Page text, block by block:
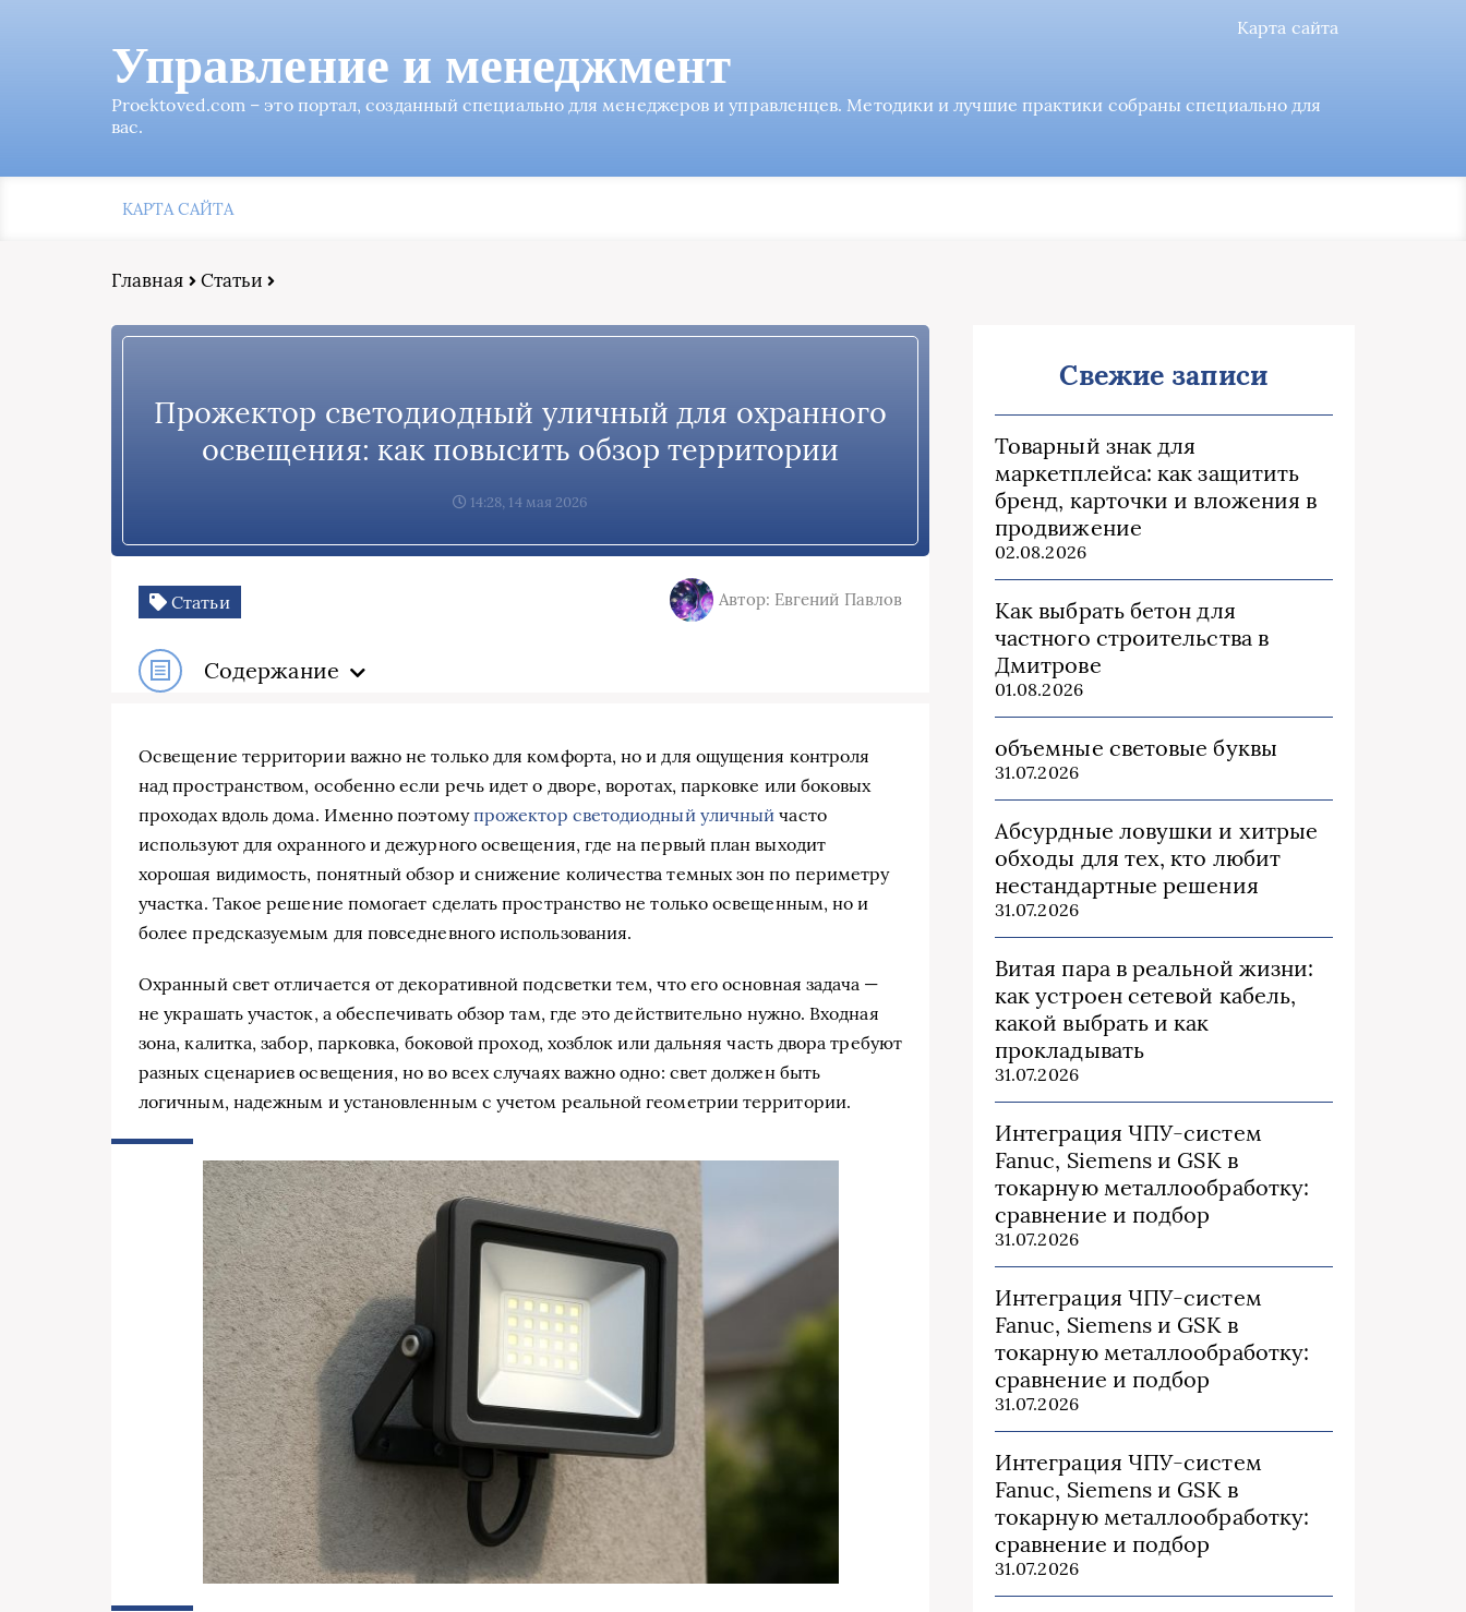
Карта сайта
Управление и менеджмент
Proektoved.com – это портал, созданный специально для менеджеров и управленцев. Методики и лучшие практики собраны специально для
вас.
КАРТА САЙТА
Главная Статьи
Прожектор светодиодный уличный для охранного
освещения: как повысить обзор территории
14:28, 14 мая 2026
Статьи Автор: Евгений Павлов
Содержание
Освещение территории важно не только для комфорта, но и для ощущения контроля
над пространством, особенно если речь идет о дворе, воротах, парковке или боковых
проходах вдоль дома. Именно поэтомупрожектор светодиодный уличный часто
используют для охранного и дежурного освещения, где на первый план выходит
хорошая видимость, понятный обзор и снижение количества темных зон по периметру
участка. Такое решение помогает сделать пространство не только освещенным, но и
более предсказуемым для повседневного использования.
Охранный свет отличается от декоративной подсветки тем, что его основная задача —
не украшать участок, а обеспечивать обзор там, где это действительно нужно. Входная
зона, калитка, забор, парковка, боковой проход, хозблок или дальняя часть двора требуют
разных сценариев освещения, но во всех случаях важно одно: свет должен быть
логичным, надежным и установленным с учетом реальной геометрии территории.
Свежие записи
Товарный знак для
маркетплейса: как защитить
бренд, карточки и вложения в
продвижение
02.08.2026
Как выбрать бетон для
частного строительства в
Дмитрове
01.08.2026
объемные световые буквы
31.07.2026
Абсурдные ловушки и хитрые
обходы для тех, кто любит
нестандартные решения
31.07.2026
Витая пара в реальной жизни:
как устроен сетевой кабель,
какой выбрать и как
прокладывать
31.07.2026
Интеграция ЧПУ-систем
Fanuc, Siemens и GSK в
токарную металлообработку:
сравнение и подбор
31.07.2026
Интеграция ЧПУ-систем
Fanuc, Siemens и GSK в
токарную металлообработку:
сравнение и подбор
31.07.2026
Интеграция ЧПУ-систем
Fanuc, Siemens и GSK в
токарную металлообработку:
сравнение и подбор
31.07.2026